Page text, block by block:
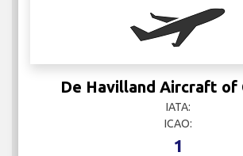
De Havilland Aircraft of
IATA:
ICAO:
1